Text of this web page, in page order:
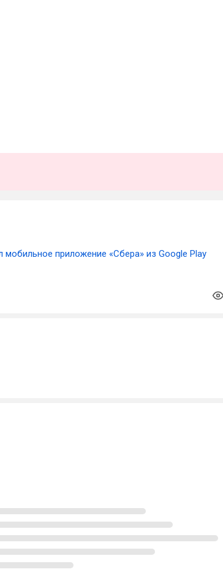
мобильное приложение «Сбера» из Google Play